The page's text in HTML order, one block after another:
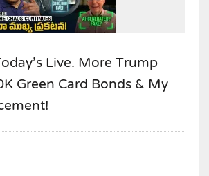
Live. More Trump
Green Card Bonds & My